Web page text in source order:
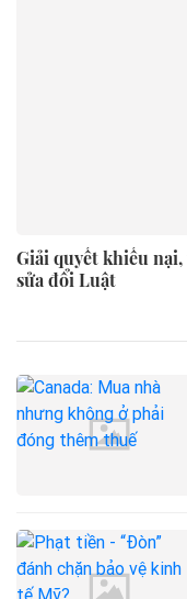
Giải quyết khiếu
sửa đổi Luật